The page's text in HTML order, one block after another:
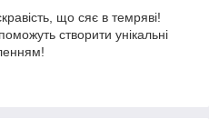
що сяє в темряві!
створити унікальні